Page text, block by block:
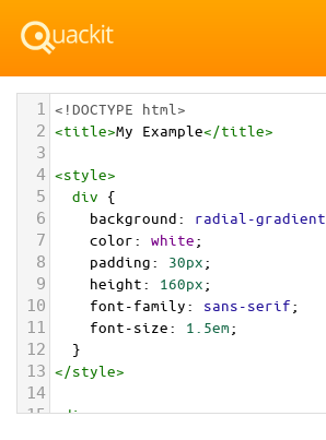
1 <!DOCTYPE html>
2 <title>My Example</title>
3
4 <style>
5 div {
6 background: radial-gradient
7 color: white;
8 padding: 30px;
9 height: 160px;
10 font-family: sans-serif;
11 font-size: 1.5em;
12
  }
13 </style>
14
15 <div>